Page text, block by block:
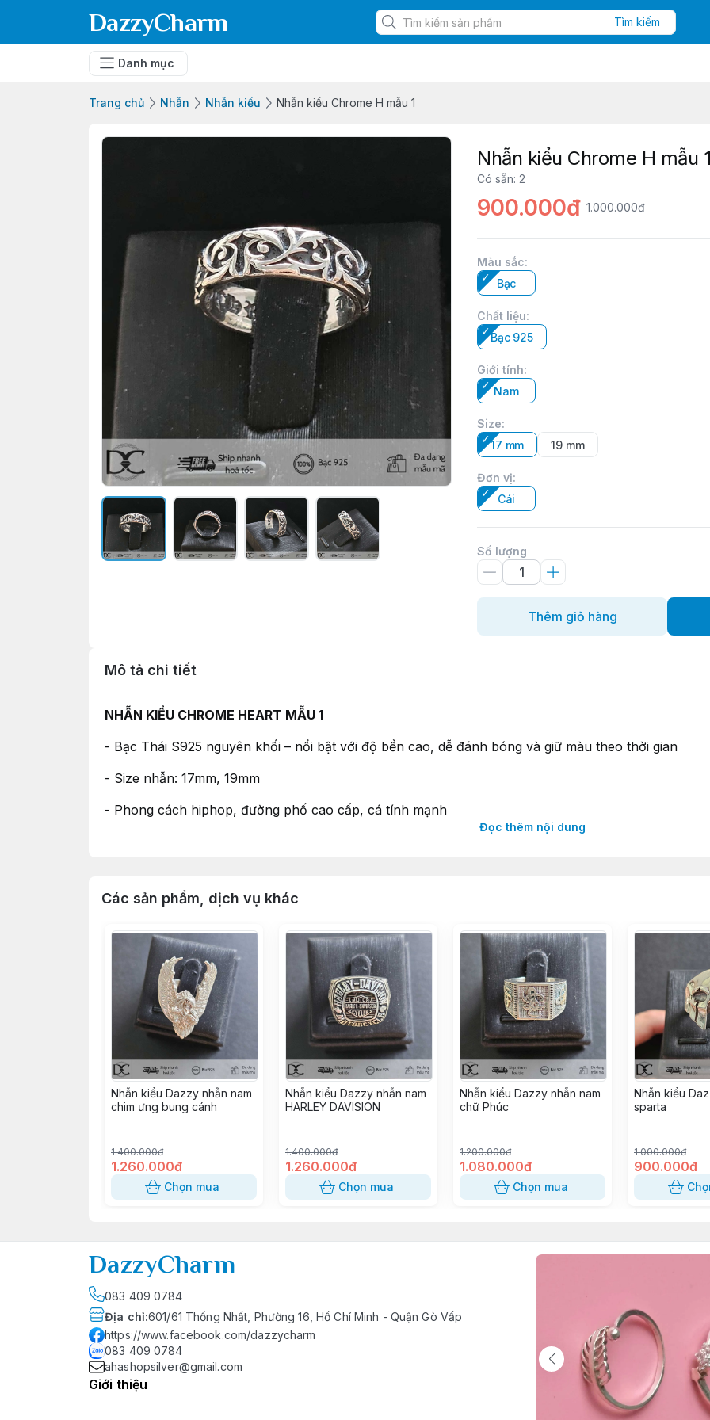
DazzyCharm Tìm kiếm
Danh mục
Trang chủ Nhẫn Nhẫn kiểu Nhẫn kiểu Chrome H mẫu 1
Nhẫn kiểu Chrome H mẫu 1
Có sẵn: 2
900.000đ 1.000.000đ
Màu sắc:
Bạc
Chất liệu:
Bạc 925
Giới tính:
Nam
Size:
17 mm
19 mm
Đơn vị:
Cái
Số lượng
Thêm giỏ hàng
Mô tả chi tiết
NHẪN KIỂU CHROME HEART MẪU 1
- Bạc Thái S925 nguyên khối – nổi bật với độ bền cao, dễ đánh bóng và giữ màu theo thời gian
- Size nhẫn: 17mm, 19mm
- Phong cách hiphop, đường phố cao cấp, cá tính mạnh
- Nhẫn được chế tác thủ công với từng đường nét tinh xảo. Phần thân nhẫn dày dặn, bản rộng vừa
- Họa tiết Chrome Hearts Eternity Vine Ring đặc thù của hãng. Tượng trưng cho sự vĩnh cửu
Đọc thêm nội dung
Các sản phẩm, dịch vụ khác
Nhẫn kiểu Dazzy nhẫn nam
chim ưng bung cánh
1.400.000đ
1.260.000đ
Chọn mua
Nhẫn kiểu Dazzy nhẫn nam
HARLEY DAVISION
1.400.000đ
1.260.000đ
Chọn mua
Nhẫn kiểu Dazzy nhẫn nam
chữ Phúc
1.200.000đ
1.080.000đ
Chọn mua
Nhẫn kiểu
sparta
1.000.000đ
900.000đ
DazzyCharm
083 409 0784
Địa chỉ:601/61 Thống Nhất, Phường 16, Hồ Chí Minh - Quận Gò Vấp
https://www.facebook.com/dazzycharm
083 409 0784
ahashopsilver@gmail.com
Giới thiệu